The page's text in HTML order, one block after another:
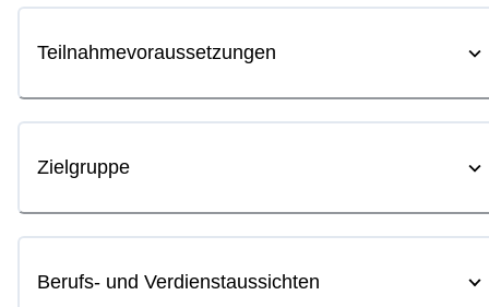
Teilnahmevoraussetzungen
Zielgruppe
Berufs- und Verdienstaussichten